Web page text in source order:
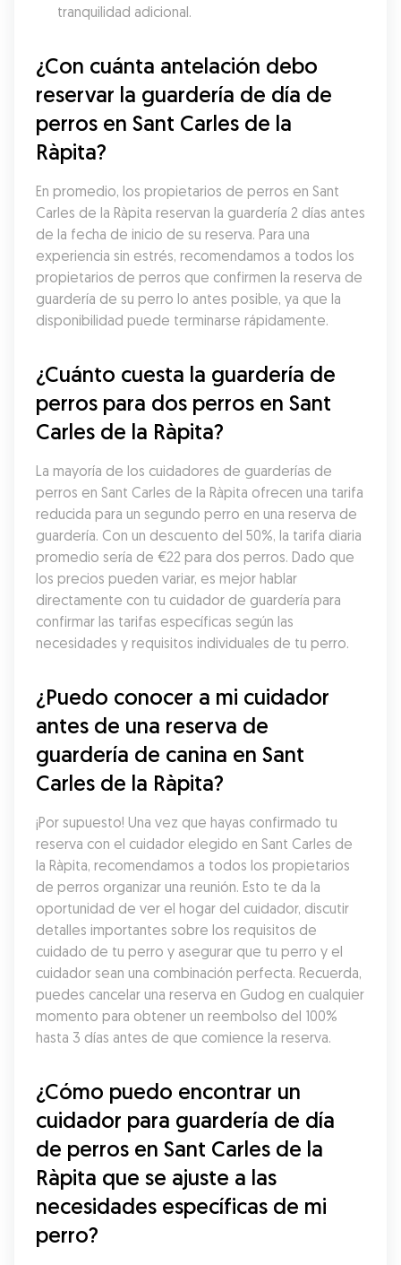
tranquilidad adicional.
¿Con cuánta antelación debo
reservar la guardería de día de
perros en Sant Carles de la
Ràpita?
En promedio, los propietarios de perros en Sant
Carles de la Ràpita reservan la guardería 2 días antes
de la fecha de inicio de su reserva. Para una
experiencia sin estrés, recomendamos a todos los
propietarios de perros que confirmen la reserva de
guardería de su perro lo antes posible, ya que la
disponibilidad puede terminarse rápidamente.
¿Cuánto cuesta la guardería de
perros para dos perros en Sant
Carles de la Ràpita?
La mayoría de los cuidadores de guarderías de
perros en Sant Carles de la Ràpita ofrecen una tarifa
reducida para un segundo perro en una reserva de
guardería. Con un descuento del 50%, la tarifa diaria
promedio sería de €22 para dos perros. Dado que
los precios pueden variar, es mejor hablar
directamente con tu cuidador de guardería para
confirmar las tarifas específicas según las
necesidades y requisitos individuales de tu perro.
¿Puedo conocer a mi cuidador
antes de una reserva de
guardería de canina en Sant
Carles de la Ràpita?
¡Por supuesto! Una vez que hayas confirmado tu
reserva con el cuidador elegido en Sant Carles de
la Ràpita, recomendamos a todos los propietarios
de perros organizar una reunión. Esto te da la
oportunidad de ver el hogar del cuidador, discutir
detalles importantes sobre los requisitos de
cuidado de tu perro y asegurar que tu perro y el
cuidador sean una combinación perfecta. Recuerda,
puedes cancelar una reserva en Gudog en cualquier
momento para obtener un reembolso del 100%
hasta 3 días antes de que comience la reserva.
¿Cómo puedo encontrar un
cuidador para guardería de día
de perros en Sant Carles de la
Ràpita que se ajuste a las
necesidades específicas de mi
perro?